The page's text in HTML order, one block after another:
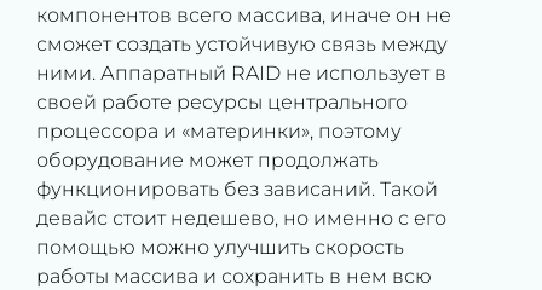
компонентов всего массива, иначе он не
сможет создать устойчивую связь между
ними. Аппаратный RAID не использует в
своей работе ресурсы центрального
процессора и «материнки», поэтому
оборудование может продолжать
функционировать без зависаний. Такой
девайс стоит недешево, но именно с его
помощью можно улучшить скорость
работы массива и сохранить в нем всю